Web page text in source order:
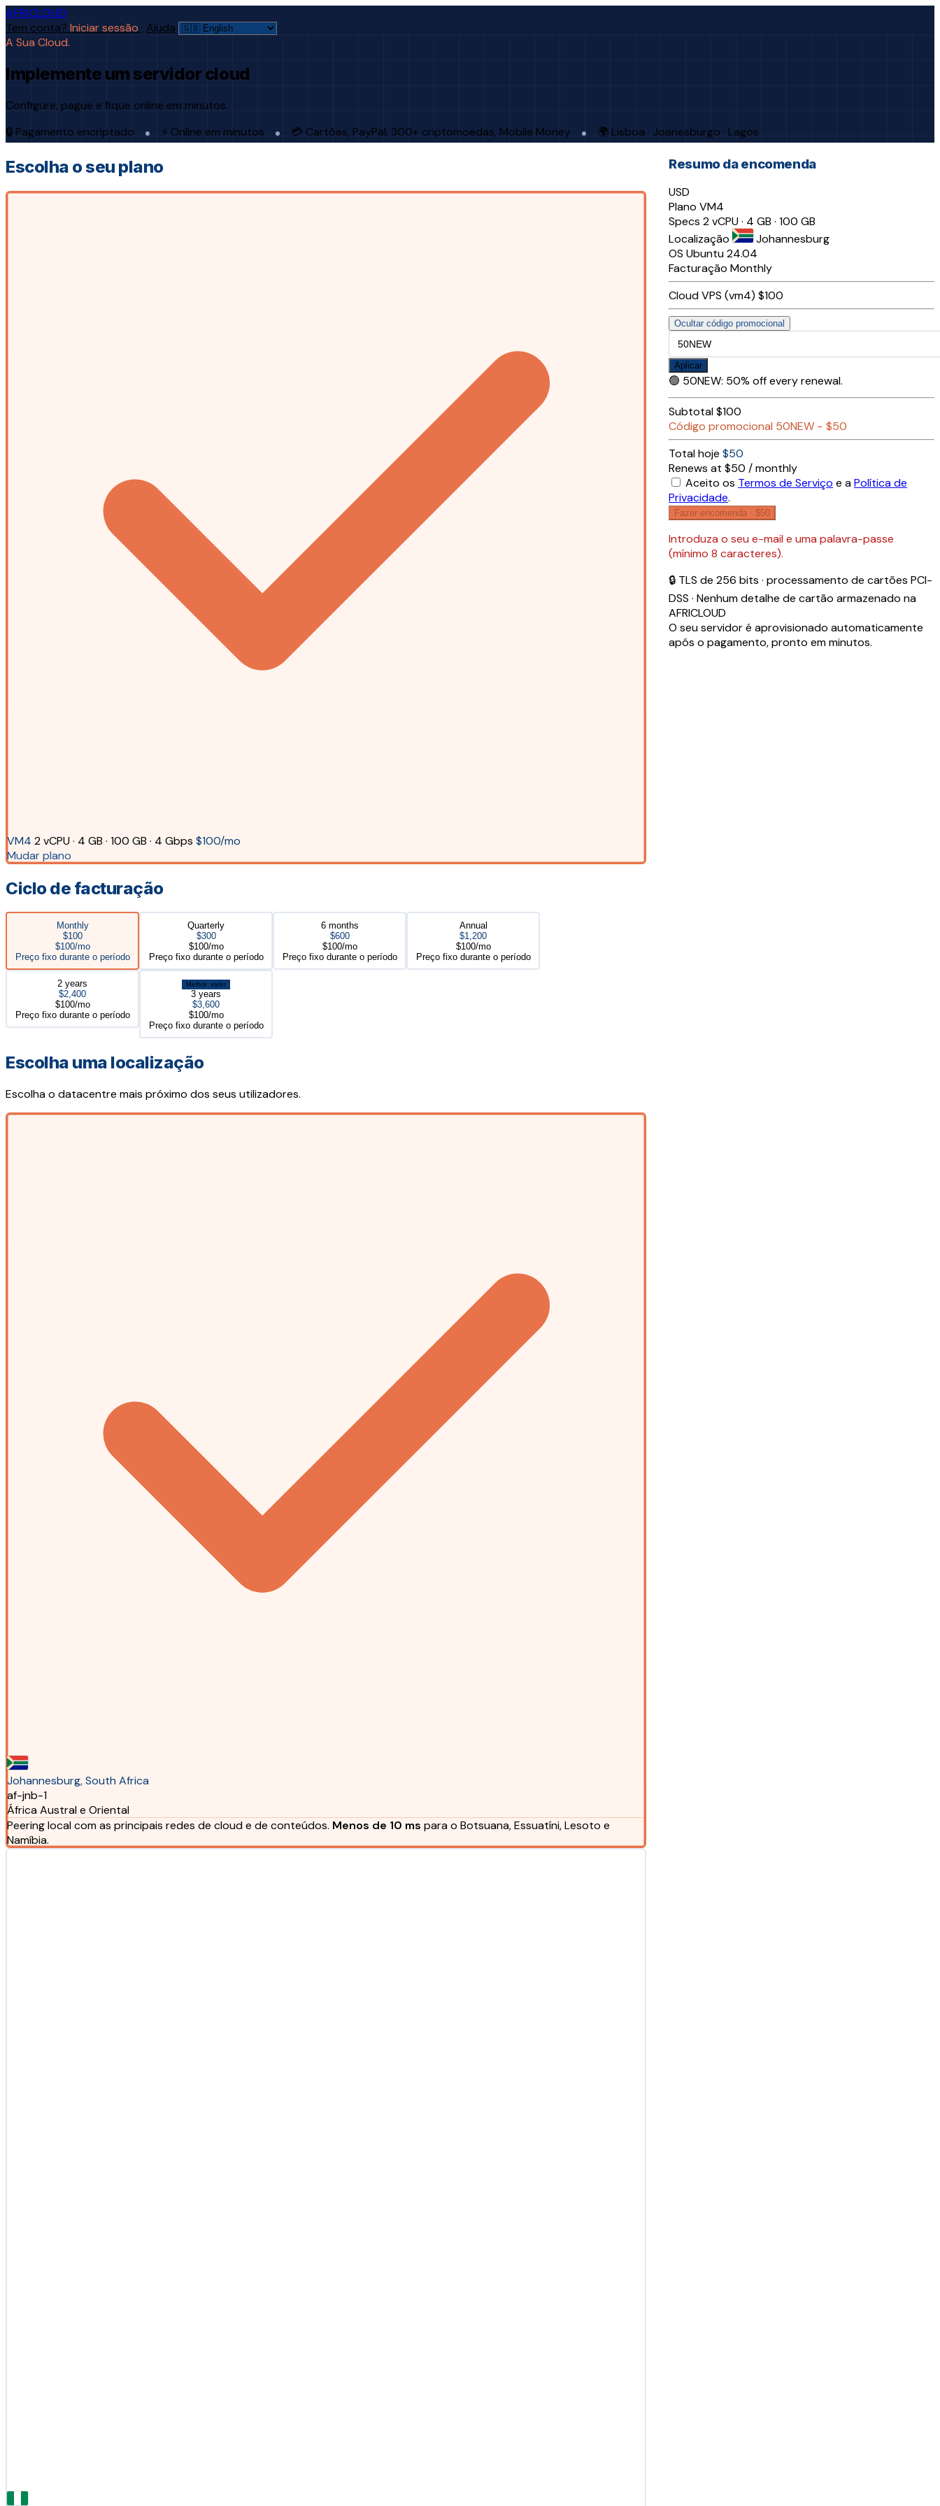
AFRICLOUD
Tem conta? Iniciar sessão · Ajuda
A Sua Cloud.
Implemente um servidor cloud
Configure, pague e fique online em minutos.
🔒 Pagamento encriptado
⚡ Online em minutos 💳 Cartões, PayPal, 300+ criptomoedas, Mobile Money 🌍 Lisboa · Joanesburgo · Lagos
Escolha o seu plano
VM4 2 vCPU · 4 GB · 100 GB · 4 Gbps $100/mo
Mudar plano
Ciclo de facturação
Monthly
$100
$100/mo
Preço fixo durante o período
Quarterly
$300
$100/mo
Preço fixo durante o período
6 months
$600
$100/mo
Preço fixo durante o período
Annual
$1,200
$100/mo
Preço fixo durante o período
2 years
$2,400
$100/mo
Preço fixo durante o período
Melhor valor
3 years
$3,600
$100/mo
Preço fixo durante o período
Escolha uma localização
Escolha o datacentre mais próximo dos seus utilizadores.
Johannesburg, South Africa
af-jnb-1
África Austral e Oriental
Peering local com as principais redes de cloud e de conteúdos. Menos de 10 ms para o Botsuana, Essuatíni, Lesoto e
Namíbia.
Resumo da encomenda
USD
Plano VM4
Specs 2 vCPU · 4 GB · 100 GB
Localização
Johannesburg
OS Ubuntu 24.04
Facturação Monthly
Cloud VPS (vm4) $100
Ocultar código promocional
Aplicar
🟢 50NEW: 50% off every renewal.
Subtotal$100
Código promocional 50NEW − $50
Total hoje $50
Renews at $50 / monthly
Aceito os Termos de Serviço e aPolítica de
Privacidade.
Fazer encomenda · $50
Introduza o seu e-mail e uma palavra-passe
(mínimo 8 caracteres).
🔒 TLS de 256 bits · processamento de cartões PCI-
DSS · Nenhum detalhe de cartão armazenado na
AFRICLOUD
O seu servidor é aprovisionado automaticamente
após o pagamento, pronto em minutos.